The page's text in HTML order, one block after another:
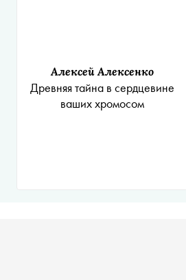
Алексей Алексенко
Древняя тайна в сердцевине
ваших хромосом